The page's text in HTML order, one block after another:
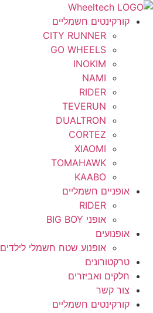
דלג
לתוכן קורקינטים חשמליים
CITY RUNNER
GO WHEELS
INOKIM
NAMI
RIDER
TEVERUN
DUALTRON
CORTEZ
XIAOMI
TOMAHAWK
KAABO
אופניים חשמליים
RIDER
אופני BIG BOY
אופנועים
אופנוע שטח חשמלי לילדים
טרקטורונים
חלקים ואביזרים
צור קשר
קורקינטים חשמליים